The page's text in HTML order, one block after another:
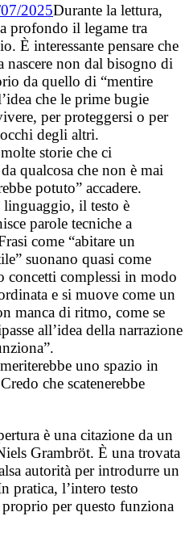
2025Durante la lettura,
profondo il legame tra
È interessante pensare che
nascere non dal bisogno di
da quello di “mentire
che le prime bugie
per proteggersi o per
degli altri.
storie che ci
qualcosa che non è mai
potuto” accadere.
il testo è
parole tecniche a
come “abitare un
suonano quasi come
concetti complessi in modo
e si muove come un
manca di ritmo, come se
all’idea della narrazione
uno spazio in
che scatenerebbe
è una citazione da un
Grambröt. È una trovata
autorità per introdurre un
pratica, l’intero testo
per questo funziona